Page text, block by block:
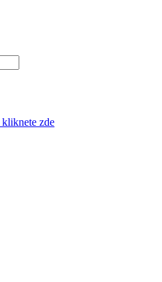
kliknete zde